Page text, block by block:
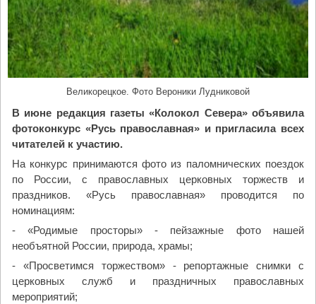
б
у
б
и
й
с
в
е
и
т
л
р
о
ц
а
Великорецкое. Фото Вероники Лудниковой
В июне редакция газеты «Колокол Севера» объявила
фотоконкурс «Русь православная» и пригласила всех
читателей к участию.
На конкурс принимаются фото из паломнических поездок
по России, с православных церковных торжеств и
праздников. «Русь православная» проводится по
номинациям:
- «Родимые просторы» - пейзажные фото нашей
необъятной России, природа, храмы;
- «Просветимся торжеством» - репортажные снимки с
церковных служб и праздничных православных
мероприятий;